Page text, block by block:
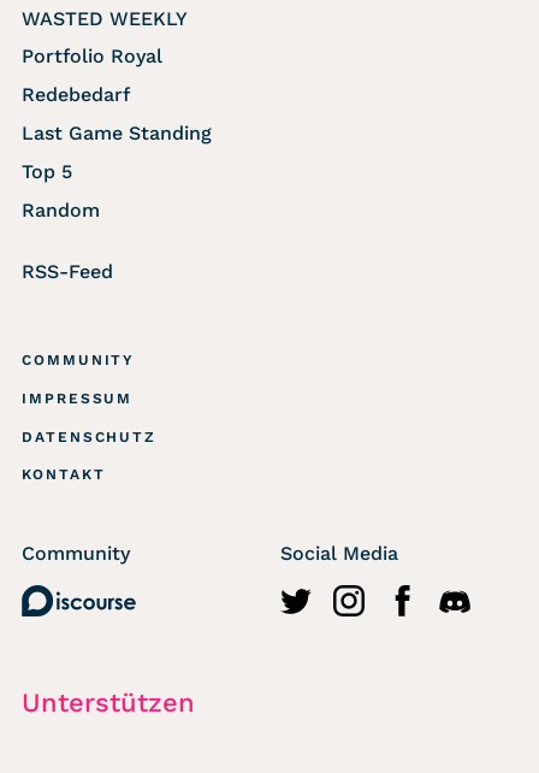
WASTED WEEKLY
Portfolio Royal
Redebedarf
Last Game Standing
Top 5
Random
RSS-Feed
COMMUNITY
IMPRESSUM
DATENSCHUTZ
KONTAKT
Community
Discourse
Social Media
http://twitter.com/
https://https://https://
Unterstützen